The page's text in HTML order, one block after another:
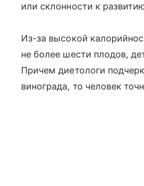
или склонности к
Из-за высокой
не более шести плодов,
Причем диетологи
винограда, то человек